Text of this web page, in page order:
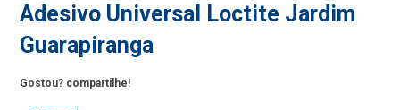
Adesivo Universal Loctite Jardim
Guarapiranga
Gostou? compartilhe!